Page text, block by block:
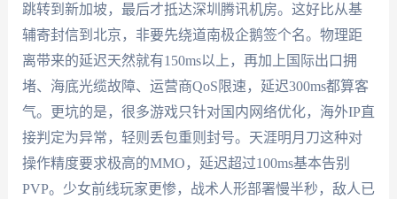
跳转到新加坡，最后才抵达深圳腾讯机房。这好比从基
辅寄封信到北京，非要先绕道南极企鹅签个名。物理距
离带来的延迟天然就有150ms以上，再加上国际出口拥
堵、海底光缆故障、运营商QoS限速，延迟300ms都算客
气。更坑的是，很多游戏只针对国内网络优化，海外IP直
接判定为异常，轻则丢包重则封号。天涯明月刀这种对
操作精度要求极高的MMO，延迟超过100ms基本告别
PVP。少女前线玩家更惨，战术人形部署慢半秒，敌人已